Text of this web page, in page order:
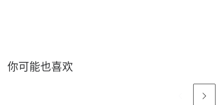
你可能也喜欢